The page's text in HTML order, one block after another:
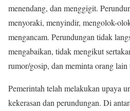
menendang, dan menggigit.
menyoraki, menyindir, mengolok-
mengancam. Perundungan tidak
mengabaikan, tidak mengikut
rumor/gosip, dan meminta orang
Pemerintah telah melakukan upaya
kekerasan dan perundungan. Di